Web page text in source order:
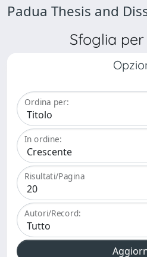
Padua Thesis and
Sfoglia
Ordina per:
In ordine:
Risultati/Pagina
Autori/Record: